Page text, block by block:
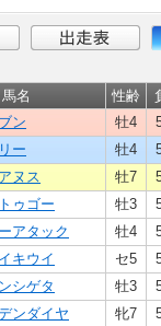
馬名 性齢
ン 牡4
ー 牡4
ヌス 牡7
ゥゴー 牡3
アタック 牡4
キウイ セ5
シゲタ 牡3
ンダイヤ 牝7